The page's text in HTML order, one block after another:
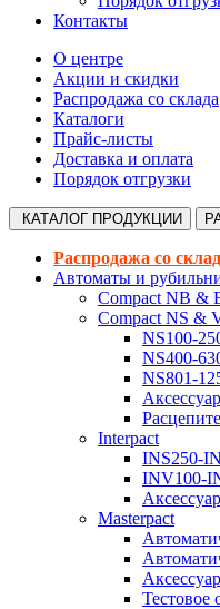
Контакты
О центре
Акции и скидки
Распродажа со склада
Каталоги
Прайс-листы
Доставка и оплата
Порядок отгрузки
КАТАЛОГ ПРОДУКЦИИ
Распродажа со
Автоматы и
Compact NB &
Compact NS &
NS100-
NS400-
NS801-
Interpact
INS250-
INV100-
Masterpact
Тестовое